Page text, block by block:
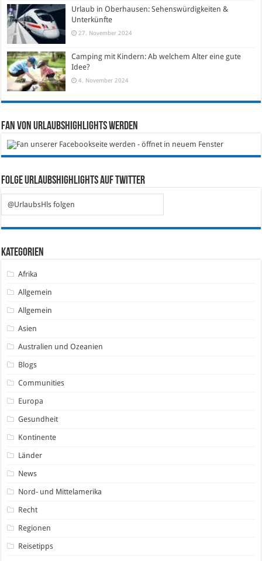
Urlaub in Oberhausen: Sehenswürdigkeiten &
Unterkünfte
27. November 2024
Camping mit Kindern: Ab welchem Alter eine gute
Idee?
4. November 2024
Fan von Urlaubshighlights werden
Folge Urlaubshighlights auf Twitter
@UrlaubsHls folgen
Kategorien
Afrika
Allgemein
Allgemein
Asien
Australien und Ozeanien
Blogs
Communities
Europa
Gesundheit
Kontinente
Länder
News
Nord- und Mittelamerika
Recht
Regionen
Reisetipps